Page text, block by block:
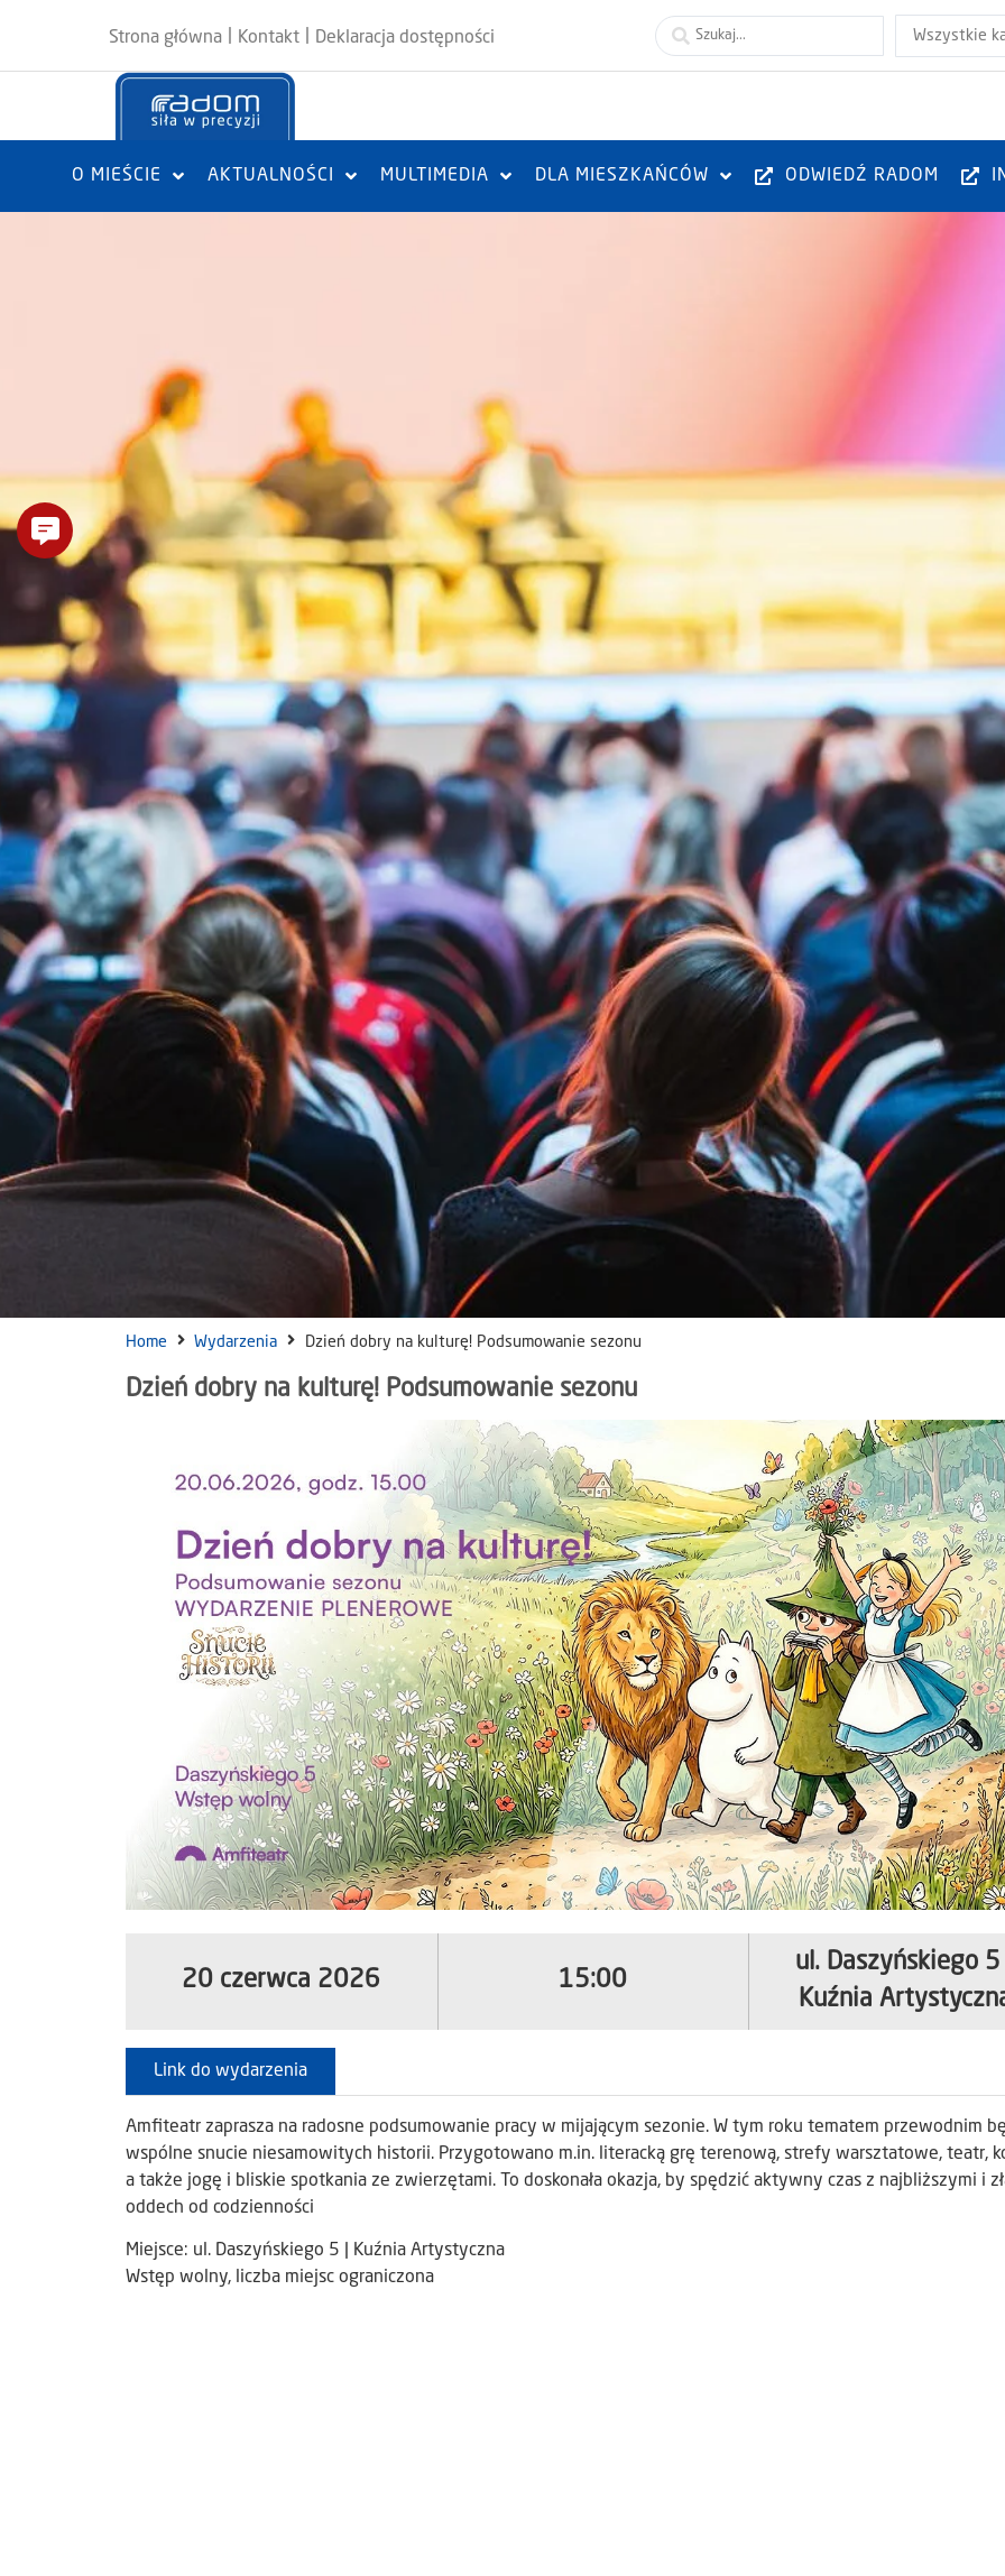
Strona główna Kontakt Deklaracja dostępności Wszystkie
O MIEŚCIE AKTUALNOŚCI MULTIMEDIA DLA MIESZKAŃCÓW ODWIEDŹ RADOM
Home Wydarzenia Dzień dobry na kulturę! Podsumowanie sezonu
Dzień dobry na kulturę! Podsumowanie sezonu
20 czerwca 2026 15:00
ul. Daszyńskiego
Kuźnia
Link do wydarzenia
Amfiteatr zaprasza na radosne podsumowanie pracy w mijającym sezonie. W tym roku tematem przewodnim
wspólne snucie niesamowitych historii. Przygotowano m.in. literacką grę terenową, strefy warsztatowe, teatr,
a także jogę i bliskie spotkania ze zwierzętami. To doskonała okazja, by spędzić aktywny czas z najbliższymi i
oddech od codzienności
Miejsce: ul. Daszyńskiego 5 | Kuźnia Artystyczna
Wstęp wolny, liczba miejsc ograniczona